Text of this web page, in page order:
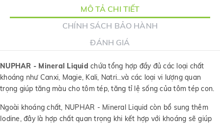
MÔ TẢ CHI TIẾT
CHÍNH SÁCH BẢO HÀNH
ĐÁNH GIÁ
NUPHAR - Mineral Liquid chứa tổng hợp đầy đủ các loại chất
khoáng như Canxi, Magie, Kali, Natri...và các loại vi lượng quan
trọng giúp tăng màu cho tôm tép, tăng tỉ lệ sống của tôm tép con.
Ngoài khoáng chất, NUPHAR - Mineral Liquid còn bổ sung thêm
Iodine, đây là hợp chất quan trọng khi kết hợp với khoáng sẽ giúp